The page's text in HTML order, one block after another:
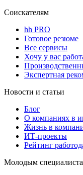
Соискателям
hh PRO
Готовое резюме
Все сервисы
Хочу у вас
Экспертная
Новости и статьи
Блог
О компаниях в
Жизнь в
ИТ-проекты
Рейтинг
Молодым